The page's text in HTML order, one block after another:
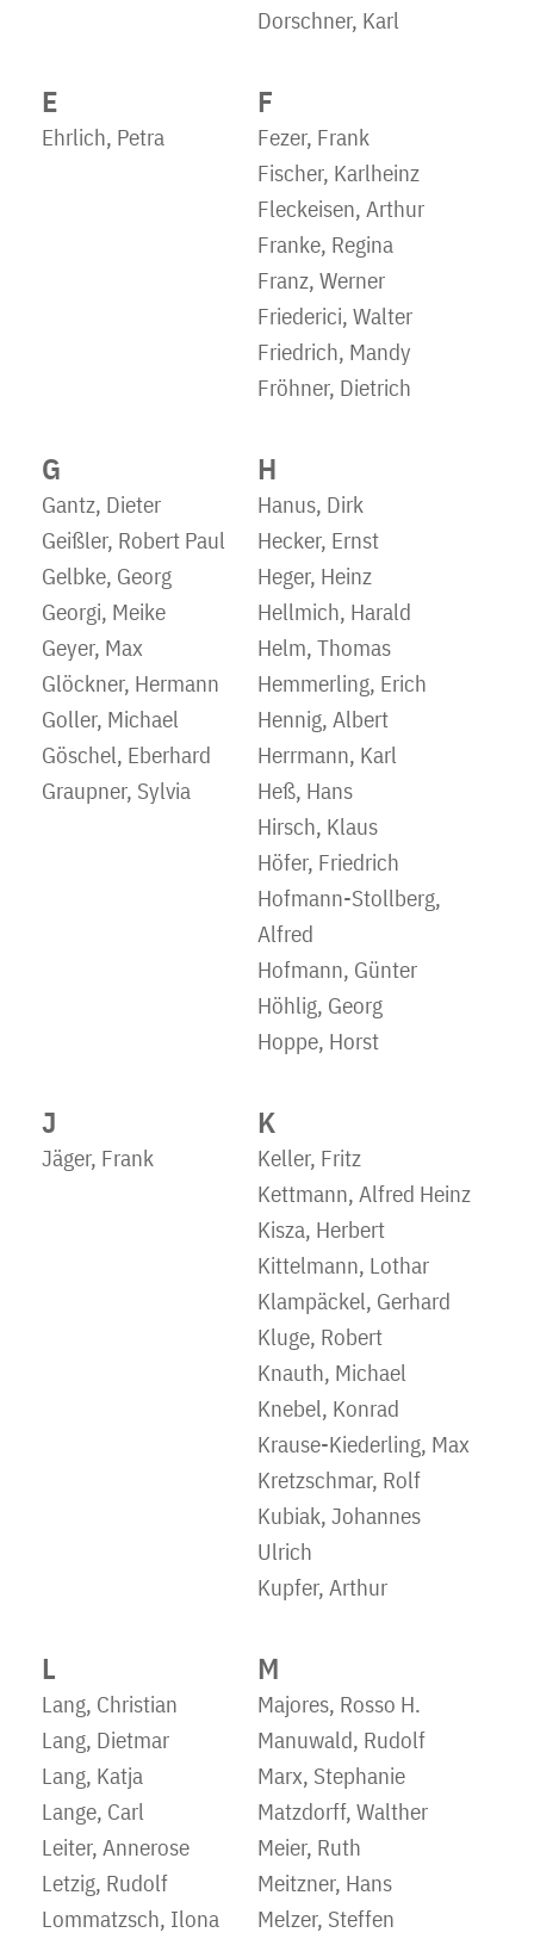
Dorschner, Karl
E
Ehrlich, Petra
F
Fezer, Frank
Fischer, Karlheinz
Fleckeisen, Arthur
Franke, Regina
Franz, Werner
Friederici, Walter
Friedrich, Mandy
Fröhner, Dietrich
G
Gantz, Dieter
Geißler, Robert Paul
Gelbke, Georg
Georgi, Meike
Geyer, Max
Glöckner, Hermann
Goller, Michael
Göschel, Eberhard
Graupner, Sylvia
H
Hanus, Dirk
Hecker, Ernst
Heger, Heinz
Hellmich, Harald
Helm, Thomas
Hemmerling, Erich
Hennig, Albert
Herrmann, Karl
Heß, Hans
Hirsch, Klaus
Höfer, Friedrich
Hofmann-Stollberg,
Alfred
Hofmann, Günter
Höhlig, Georg
Hoppe, Horst
J
Jäger, Frank
K
Keller, Fritz
Kettmann, Alfred Heinz
Kisza, Herbert
Kittelmann, Lothar
Klampäckel, Gerhard
Kluge, Robert
Knauth, Michael
Knebel, Konrad
Krause-Kiederling, Max
Kretzschmar, Rolf
Kubiak, Johannes
Ulrich
Kupfer, Arthur
L
Lang, Christian
Lang, Dietmar
Lang, Katja
Lange, Carl
Leiter, Annerose
Letzig, Rudolf
Lommatzsch, Ilona
M
Majores, Rosso H.
Manuwald, Rudolf
Marx, Stephanie
Matzdorff, Walther
Meier, Ruth
Meitzner, Hans
Melzer, Steffen